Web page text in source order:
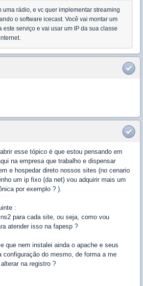
uma rádio, e vc quer implementar streaming
o software icecast. Você vai montar um
serviço e vai usar um IP da sua classe
esse tópico é que estou pensando em
na empresa que trabalho e dispensar
e hospedar direto nossos sites (no cenario
um ip fixo (da net) vou adquirir mais um
por exemplo ? ).
:
para cada site, ou seja, como vou
atender isso na fapesp ?
que nem instalei ainda o apache e seus
do mesmo, de forma a me
na registro ?